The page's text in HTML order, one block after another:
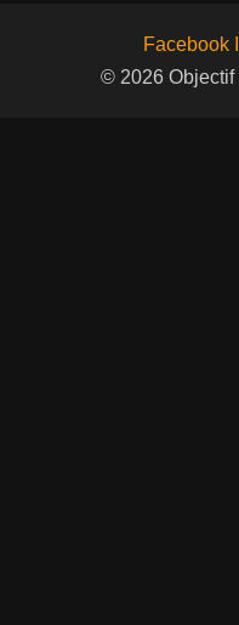
Facebook
© 2026 Objectif